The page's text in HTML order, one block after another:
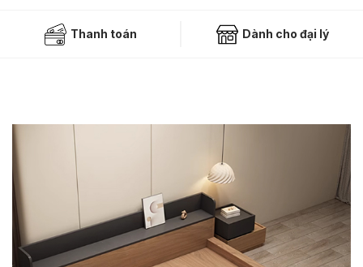
Thanh toán Dành cho đại lý